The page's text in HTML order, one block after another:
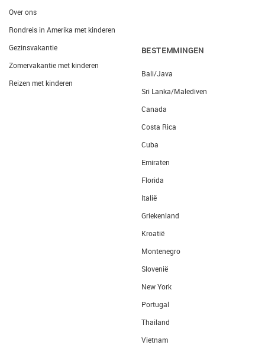
Over ons
Rondreis in Amerika met kinderen
Gezinsvakantie
Zomervakantie met kinderen
Reizen met kinderen
BESTEMMINGEN
Bali/Java
Sri Lanka/Malediven
Canada
Costa Rica
Cuba
Emiraten
Florida
Italië
Griekenland
Kroatië
Montenegro
Slovenië
New York
Portugal
Thailand
Vietnam